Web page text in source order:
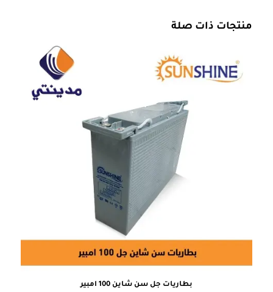
منتجات ذات صلة
بطاريات جل سن شاين 100 امبير